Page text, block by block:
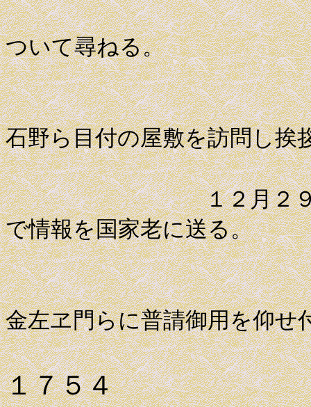
工事の時
ついて尋ねる。
薩摩藩佐
石野ら目付の屋敷を訪問し挨
１２月２９日 薩
で情報を国家老に送る。
幕臣青木
金左ヱ門らに普請御用を仰せ
１７５４